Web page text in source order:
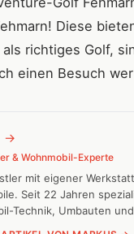
Diese
richtiges Golf,
einen Besuch
→
& Wohnmobil-Experte
mit eigener
Seit 22 Jahren
Technik, Umbauten